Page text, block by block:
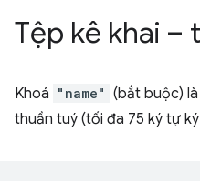
Tệp kê khai –
Khoá "name" (bắt buộc)
thuần tuý (tối đa 75 ký tự